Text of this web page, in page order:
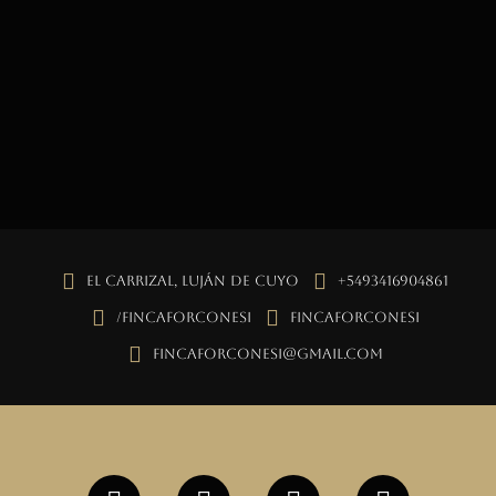
El Carrizal, Luján de Cuyo +5493416904861
/fincaforconesi fincaforconesi
fincaforconesi@gmail.com